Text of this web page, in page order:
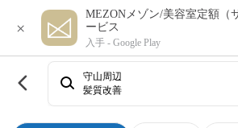
×
MEZONメゾン/美容室定額（
ービス
入手 - Google Play
守山周辺
髪質改善